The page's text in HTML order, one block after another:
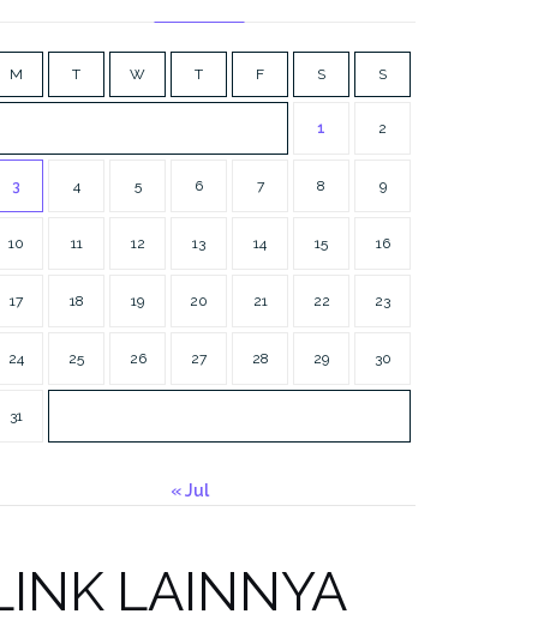
M T W T F S S
1 2
3 4 5 6 7 8 9
10 11 12 13 14 15 16
17 18 19 20 21 22 23
24 25 26 27 28 29 30
31
« Jul
LAINNYA